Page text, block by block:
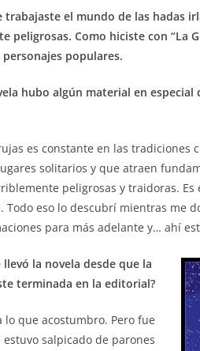
trabajaste el mundo de las hadas
peligrosas. Como hiciste con “La
populares.
hubo algún material en
es constante en las tradiciones
solitarios y que atraen
peligrosas y traidoras.
Todo eso lo descubrí mientras me
para más adelante y… ahí
la novela desde que la
terminada en la editorial?
lo que acostumbro. Pero fue
salpicado de parones